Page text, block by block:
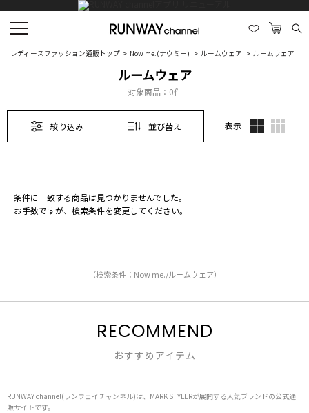
レディースファッション通販トップ Now me.(ナウミー) ルームウェア ルームウェア
ルームウェア
対象商品： 0件
絞り込み 並び替え 表示
条件に一致する商品は見つかりませんでした。
お手数ですが、検索条件を変更してください。
（検索条件：Now me./ルームウェア）
RECOMMEND
おすすめアイテム
RUNWAY channel(ランウェイチャンネル)は、MARK STYLERが展開する人気ブランドの公式通
販サイトです。